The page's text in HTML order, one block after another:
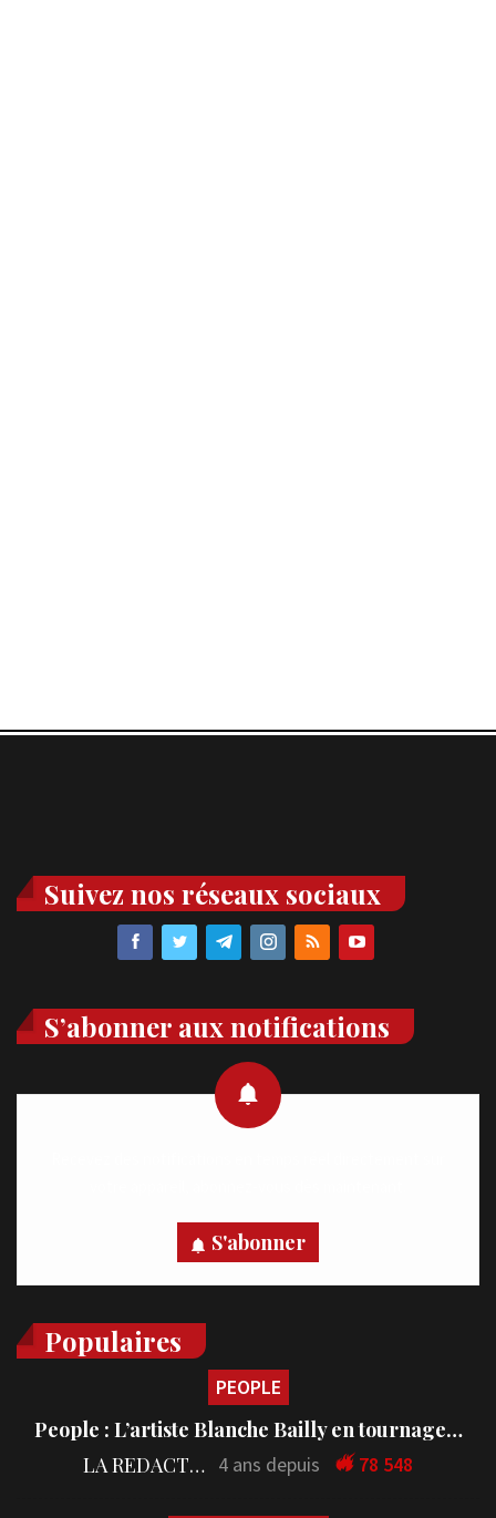
Suivez nos réseaux sociaux
S’abonner aux notifications
S'abonner
Populaires
PEOPLE
People : L’artiste Blanche Bailly en tournage…
LA REDACTION 4 ans depuis 78 548